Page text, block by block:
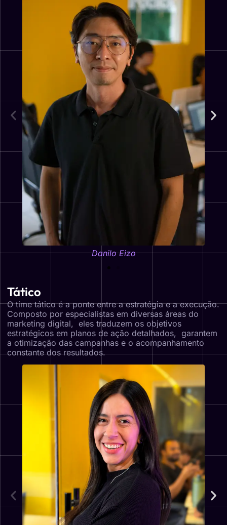
Danilo Eizo
Tático
O time tático é a ponte entre a estratégia e a execução.
Composto por especialistas em diversas áreas do
marketing digital, eles traduzem os objetivos
estratégicos em planos de ação detalhados, garantem
a otimização das campanhas e o acompanhamento
constante dos resultados.